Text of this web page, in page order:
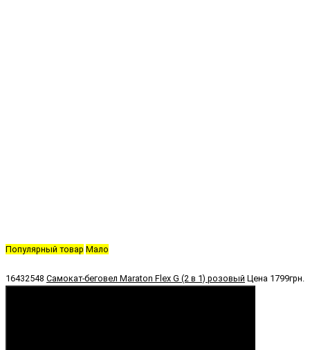
Популярный товар Мало
16432548 Самокат-беговел Maraton Flex G (2 в 1) розовый Цена 1799грн.